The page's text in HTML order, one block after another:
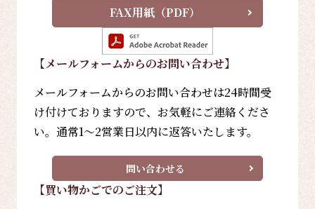
FAX用紙（PDF）
【メールフォームからのお問い合わせ】
メールフォームからのお問い合わせは24時間受
け付けておりますので、お気軽にご連絡くださ
い。通常1～2営業日以内に返答いたします。
問い合わせる
【買い物かごでのご注文】